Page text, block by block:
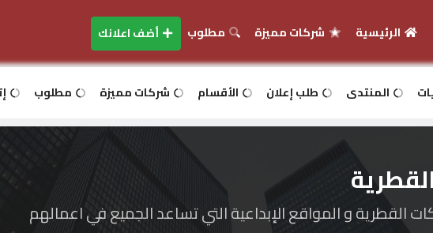
الرئيسية شركات مميزة مطلوب أضف اعلانك
المنتدى طلب إعلان الأقسام شركات مميزة مطلوب
القطرية و المواقع الإبداعية التي تساعد الجميع في اعمالهم